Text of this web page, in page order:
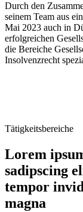
Durch den
seinem Team aus
Mai 2023 auch in
erfolgreichen
die Bereiche
Insolvenzrecht
Tätigkeitsbereiche
Lorem
sadipscing
tempor
magna